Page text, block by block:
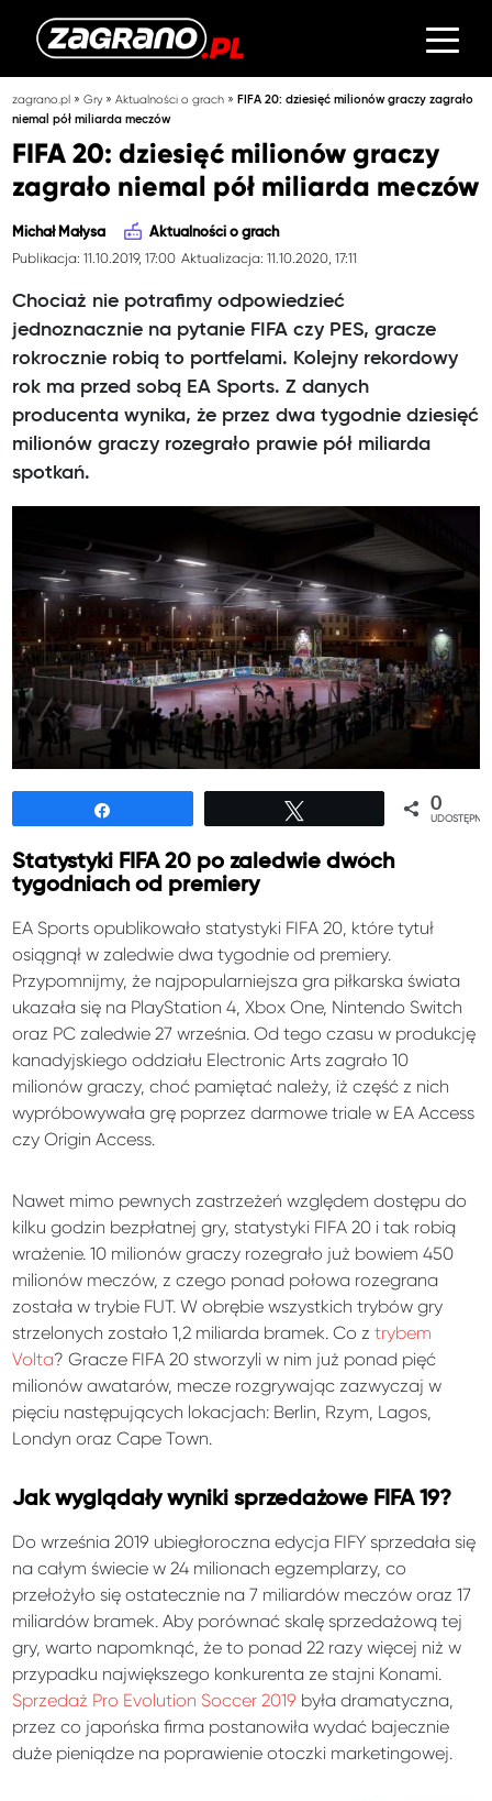
zagrano.pl »Gry»Aktualności o grach »FIFA 20: dziesięć milionów graczy zagrało
niemal pół miliarda meczów
FIFA 20: dziesięć milionów graczy
zagrało niemal pół miliarda meczów
Michał Małysa Aktualności o grach
Publikacja: 11.10.2019, 17:00 Aktualizacja: 11.10.2020, 17:11
Chociaż nie potrafimy odpowiedzieć
jednoznacznie na pytanie FIFA czy PES, gracze
rokrocznie robią to portfelami. Kolejny rekordowy
rok ma przed sobą EA Sports. Z danych
producenta wynika, że przez dwa tygodnie dziesięć
milionów graczy rozegrało prawie pół miliarda
spotkań.
0
Statystyki FIFA 20 po zaledwie dwóch
tygodniach od premiery
EA Sports opublikowało statystyki FIFA 20, które tytuł
osiągnął w zaledwie dwa tygodnie od premiery.
Przypomnijmy, że najpopularniejsza gra piłkarska świata
ukazała się na PlayStation 4, Xbox One, Nintendo Switch
oraz PC zaledwie 27 września. Od tego czasu w produkcję
kanadyjskiego oddziału Electronic Arts zagrało 10
milionów graczy, choć pamiętać należy, iż część z nich
wypróbowywała grę poprzez darmowe triale w EA Access
czy Origin Access.
Nawet mimo pewnych zastrzeżeń względem dostępu do
kilku godzin bezpłatnej gry, statystyki FIFA 20 i tak robią
wrażenie. 10 milionów graczy rozegrało już bowiem 450
milionów meczów, z czego ponad połowa rozegrana
została w trybie FUT. W obrębie wszystkich trybów gry
strzelonych zostało 1,2 miliarda bramek. Co ztrybem
Volta? Gracze FIFA 20 stworzyli w nim już ponad pięć
milionów awatarów, mecze rozgrywając zazwyczaj w
pięciu następujących lokacjach: Berlin, Rzym, Lagos,
Londyn oraz Cape Town.
Jak wyglądały wyniki sprzedażowe FIFA 19?
Do września 2019 ubiegłoroczna edycja FIFY sprzedała się
na całym świecie w 24 milionach egzemplarzy, co
przełożyło się ostatecznie na 7 miliardów meczów oraz 17
miliardów bramek. Aby porównać skalę sprzedażową tej
gry, warto napomknąć, że to ponad 22 razy więcej niż w
przypadku największego konkurenta ze stajni Konami.
Sprzedaż Pro Evolution Soccer 2019 była dramatyczna,
przez co japońska firma postanowiła wydać bajecznie
duże pieniądze na poprawienie otoczki marketingowej.